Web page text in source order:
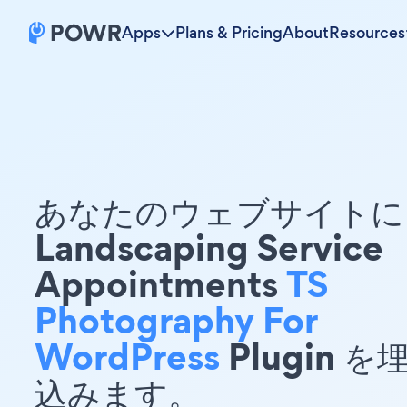
Apps Plans & PricingAboutResources
あなたのウェブサイト
Landscaping Service
AppointmentsTS
Photography For
WordPress Plugin を
込みます。